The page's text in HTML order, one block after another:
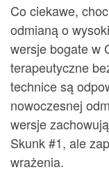
Co ciekawe,
odmianą o
wersje bogate w
terapeutyczne
technice są
nowoczesnej
wersje
Skunk #1, ale
wrażenia.